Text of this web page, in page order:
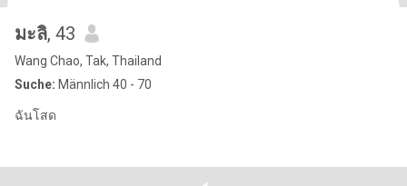
มะลิ, 43
Wang Chao, Tak, Thailand
Suche: Männlich 40 - 70
ฉันโสด